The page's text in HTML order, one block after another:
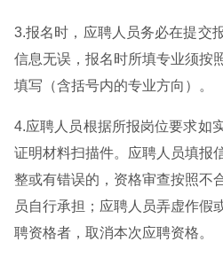
3.报名时，应聘人员务必在提交
信息无误，报名时所填专业须按
填写（含括号内的专业方向）。
4.应聘人员根据所报岗位要求如
证明材料扫描件。应聘人员填报
整或有错误的，资格审查按照不
员自行承担；应聘人员弄虚作假
聘资格者，取消本次应聘资格。